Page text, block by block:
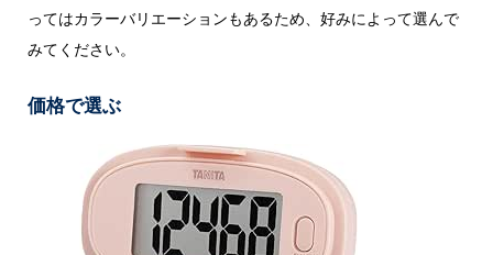
ってはカラーバリエーションもあるため、好みによって選んで
みてください。
価格で選ぶ